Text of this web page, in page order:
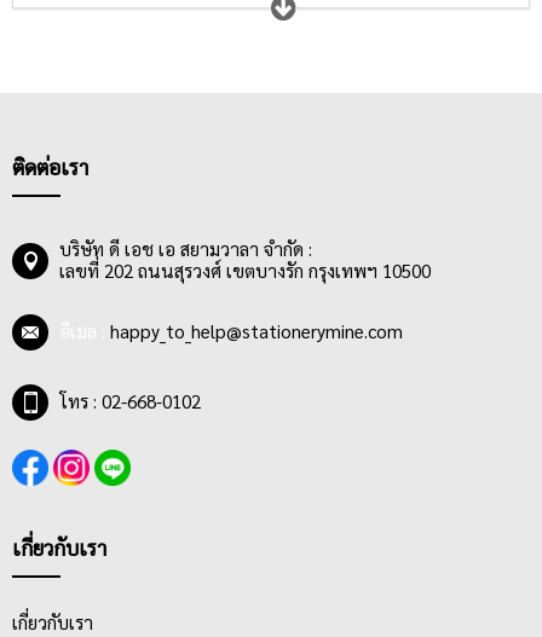
หมวดหมู่ตามหัวข้อ, ประเภท, ตัวเลข, วัน เดือน ปี ของเอกสาร หรือผู้
สดใส คุณภาพดี คงทน ยากต่อการฉีกขาด และมีขนาดที่พอดีไม่เล็กจน
อินเด็กซ์นั้นคือหมวดหมู่เอกสารอะไร พร้อมทั้งมีแถบ Dura Strip ด้าน
ข้างอินเด็กซ์กระดาษและพลาสติก เพื่อเสริมความคงทนให้แก่อินเด็กซ์
ยอดนิยมและสินค้าที่ขาดไม่ได้สำหรับคนรักการจัดเก็บเอกสารอย่าง
เป็นระบบ หรือคนที่รักการจัดระเบียบสิ่งของเครื่องใช้ โดยป้ายอิน
เด็กซ์พลาสติกใสเหมาะกับผู้ใช้ทุกวัย เช่น นักเรียน นักศึกษา พนักงาน
ออฟฟิศ พนักงานข้าราชการ ตลอดจนเจ้าของกิจการหรือผู้บริหาร
ติดต่อเรา
บริษัท ดี เอช เอ สยามวาลา จำกัด :
เลขที่ 202 ถนนสุรวงศ์ เขตบางรัก กรุงเทพฯ 10500
happy_to_help@stationerymine.com
โทร : 02-668-0102
เกี่ยวกับเรา
เกี่ยวกับเรา